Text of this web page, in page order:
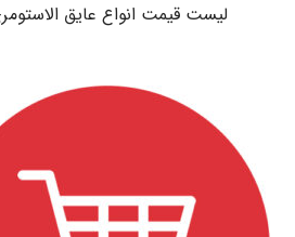
لیست قیمت انواع عایق